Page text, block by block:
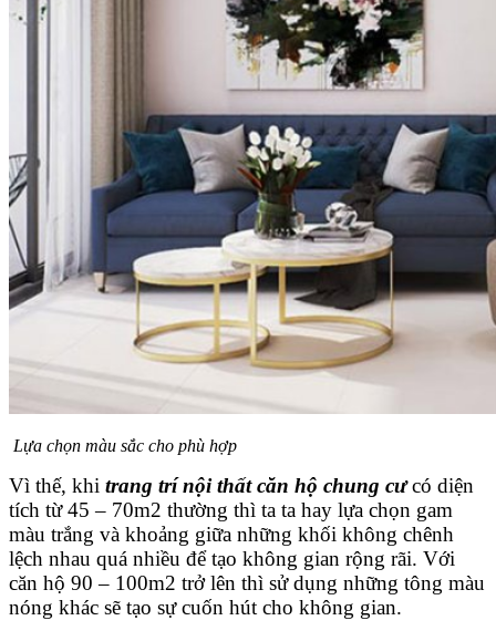
Lựa chọn màu sắc cho phù hợp
Vì thế, khi trang trí nội thất căn hộ chung cưcó diện
tích từ 45 – 70m2 thường thì ta ta hay lựa chọn gam
màu trắng và khoảng giữa những khối không chênh
lệch nhau quá nhiều để tạo không gian rộng rãi. Với
căn hộ 90 – 100m2 trở lên thì sử dụng những tông màu
nóng khác sẽ tạo sự cuốn hút cho không gian.